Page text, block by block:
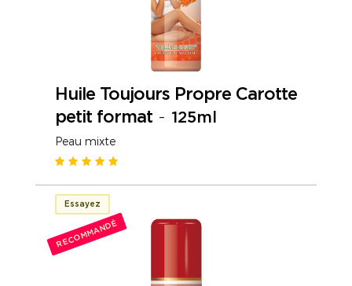
Huile Toujours Propre Carotte
petit format- 125ml
Peau mixte
Essayez
RECOMMANDÉ